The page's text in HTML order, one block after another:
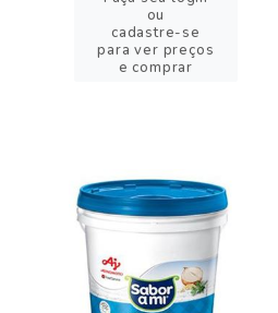
ou
cadastre-se
para ver preços
e comprar